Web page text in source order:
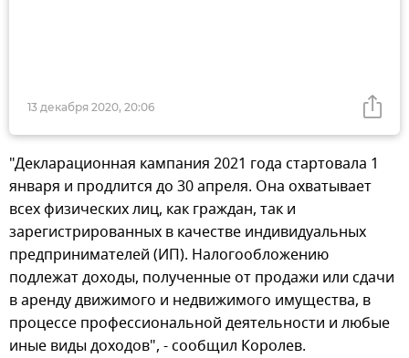
13 декабря 2020, 20:06
"Декларационная кампания 2021 года стартовала 1
января и продлится до 30 апреля. Она охватывает
всех физических лиц, как граждан, так и
зарегистрированных в качестве индивидуальных
предпринимателей (ИП). Налогообложению
подлежат доходы, полученные от продажи или сдачи
в аренду движимого и недвижимого имущества, в
процессе профессиональной деятельности и любые
иные виды доходов", - сообщил Королев.